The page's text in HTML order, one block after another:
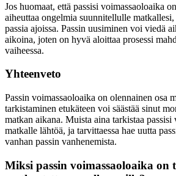
Jos huomaat, että passisi voimassaoloaika
aiheuttaa ongelmia suunnitellulle
passia ajoissa. Passin uusiminen voi viedä
aikoina, joten on hyvä aloittaa prosessi
vaiheessa.
Yhteenveto
Passin voimassaoloaika on olennainen osa
tarkistaminen etukäteen voi säästää sinut
matkan aikana. Muista aina tarkistaa passisi
matkalle lähtöä, ja tarvittaessa hae uutta
vanhan passin vanhenemista.
Miksi passin voimassaoloaika on